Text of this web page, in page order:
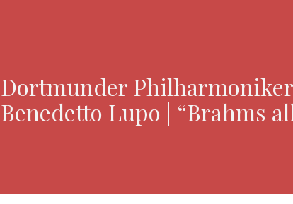
Dortmunder
Benedetto Lupo | “Brahms